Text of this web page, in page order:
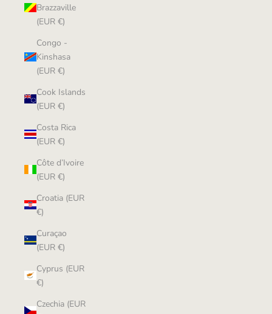
Brazzaville
(EUR €)
Congo -
Kinshasa
(EUR €)
Cook Islands
(EUR €)
Costa Rica
(EUR €)
Côte d’Ivoire
(EUR €)
Croatia (EUR
€)
Curaçao
(EUR €)
Cyprus (EUR
€)
Czechia (EUR